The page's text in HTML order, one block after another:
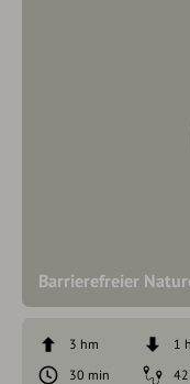
Barrierefreier
3 hm
1
30 min